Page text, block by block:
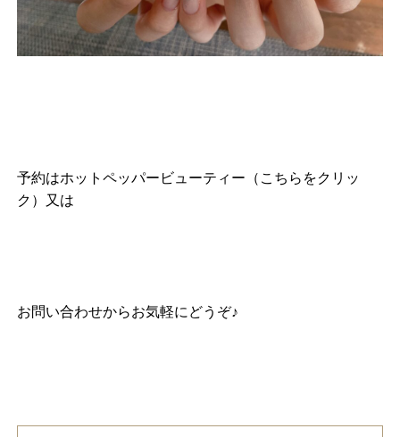
予約はホットペッパービューティー（こちらをクリッ
ク）
又は
お問い合わせからお気軽にどうぞ♪